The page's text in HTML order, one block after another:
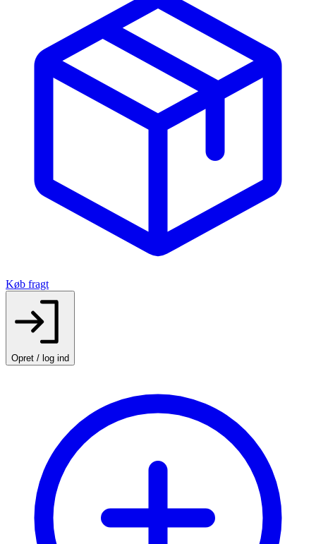
Køb fragt
Opret / log ind